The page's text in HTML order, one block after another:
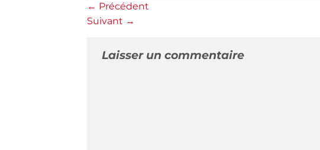
← Précédent
Suivant →
Laisser un commentaire